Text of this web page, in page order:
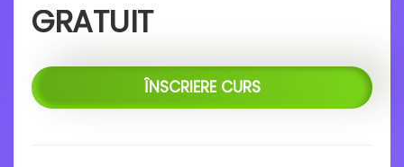
GRATUIT
ÎNSCRIERE CURS